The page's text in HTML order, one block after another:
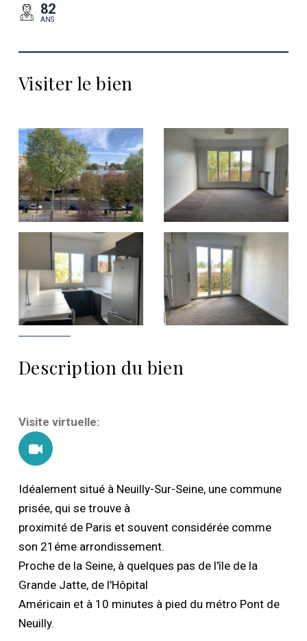
82
ANS
Visiter le bien
Description du bien
Visite virtuelle:
Idéalement situé à Neuilly-Sur-Seine, une commune
prisée, qui se trouve à
proximité de Paris et souvent considérée comme
son 21éme arrondissement.
Proche de la Seine, à quelques pas de l'île de la
Grande Jatte, de l'Hôpital
Américain et à 10 minutes à pied du métro Pont de
Neuilly.